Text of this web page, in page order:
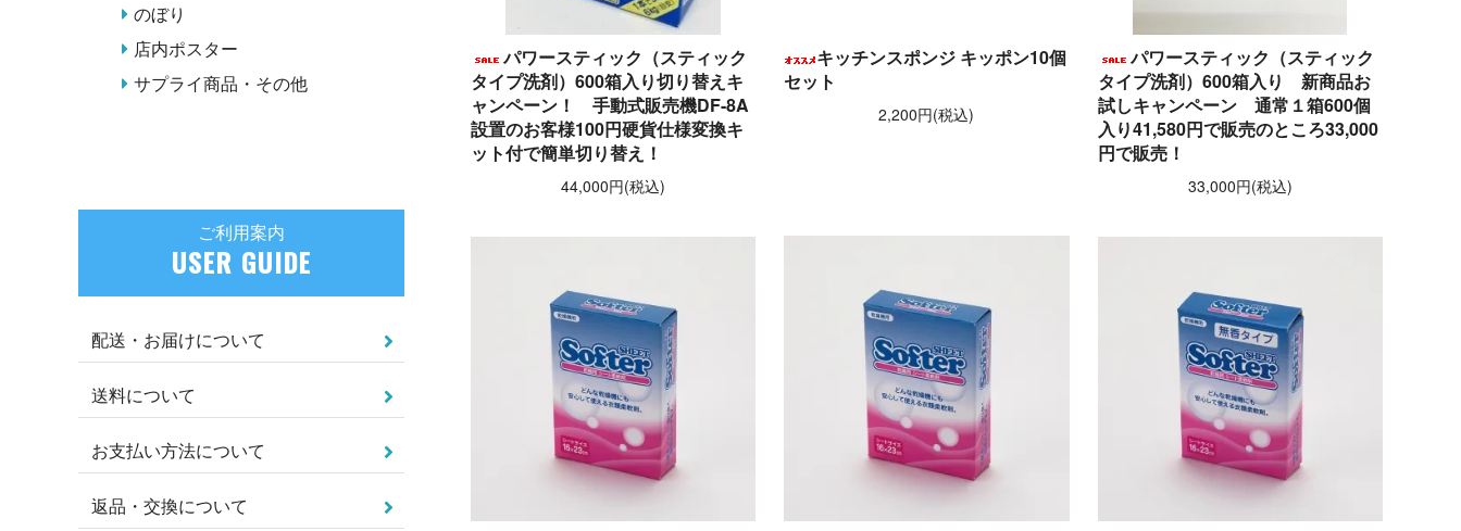
パワースティック（スティック
タイプ洗剤）600箱入り切り替えキ
ャンペーン！ 手動式販売機DF-8A
設置のお客様100円硬貨仕様変換キ
ット付で簡単切り替え！
44,000円(税込)
キッチンスポンジ キッポン10個
セット
2,200円(税込)
パワースティック（スティック
タイプ洗剤）600箱入り 新商品お
試しキャンペーン 通常１箱600個
入り41,580円で販売のところ33,000
円で販売！
33,000円(税込)
のぼり
店内ポスター
サプライ商品・その他
ご利用案内
USER GUIDE
配送・お届けについて
送料について
お支払い方法について
返品・交換について